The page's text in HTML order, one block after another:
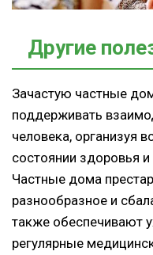
Другие
Зачастую частные
поддерживать
человека, организуя
состоянии здоровья
Частные дома
разнообразное и
также обеспечивают
регулярные